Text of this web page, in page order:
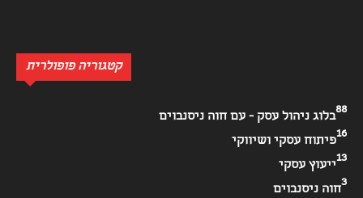
קטגוריה פופולרית
בלוג ניהול עסק - עם חוה ניסנבוים
88
פיתוח עסקי ושיווקי
16
ייעוץ עסקי
13
חוה ניסנבוים
3